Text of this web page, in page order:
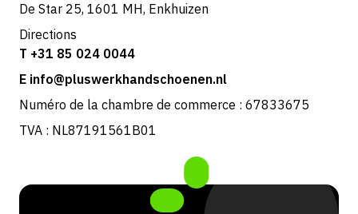
De Star 25, 1601 MH, Enkhuizen
Directions
T +31 85 024 0044
E info@pluswerkhandschoenen.nl
Numéro de la chambre de commerce : 67833675
TVA : NL87191561B01